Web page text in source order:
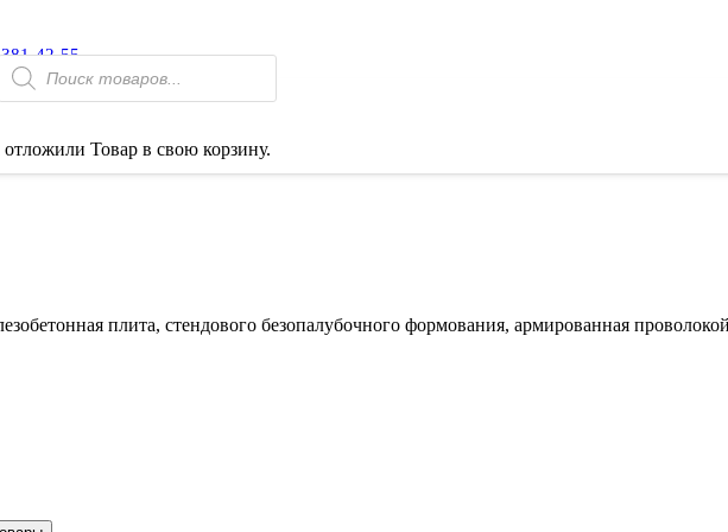
381-42-55
Поиск
товаров
Товар в свою корзину.
плита, стендового безопалубочного формования, армированная